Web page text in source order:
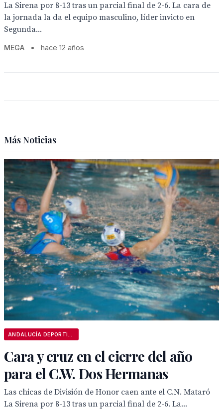
La Sirena por 8-13 tras un parcial final de 2-6. La cara de
la jornada la da el equipo masculino, líder invicto en
Segunda...
MEGA • hace 12 años
Más Noticias
Cara y cruz en el cierre del año
para el C.W. Dos Hermanas
Las chicas de División de Honor caen ante el C.N. Mataró
La Sirena por 8-13 tras un parcial final de 2-6. La...